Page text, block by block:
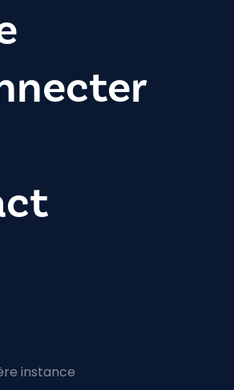
instance